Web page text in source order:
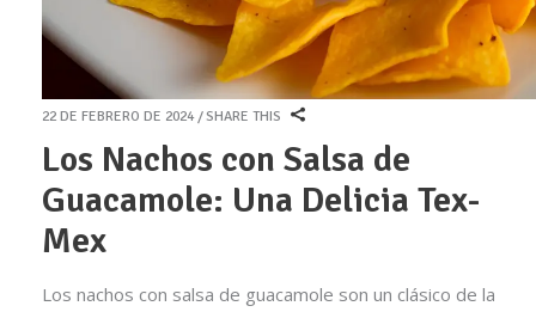
22 DE FEBRERO DE 2024 SHARE THIS
Los Nachos con Salsa de
Guacamole: Una Delicia Tex-
Mex
Los nachos con salsa de guacamole son un clásico de la